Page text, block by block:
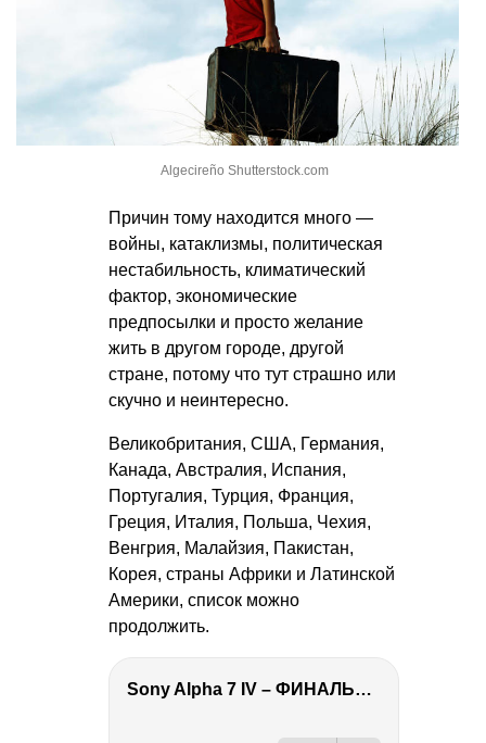
Algecireño Shutterstock.com
Причин тому находится много —
войны, катаклизмы, политическая
нестабильность, климатический
фактор, экономические
предпосылки и просто желание
жить в другом городе, другой
стране, потому что тут страшно или
скучно и неинтересно.
Великобритания, США, Германия,
Канада, Австралия, Испания,
Португалия, Турция, Франция,
Греция, Италия, Польша, Чехия,
Венгрия, Малайзия, Пакистан,
Корея, страны Африки и Латинской
Америки, список можно
продолжить.
Sony Alpha 7 IV – ФИНАЛЬНЫЙ ОБЗОР